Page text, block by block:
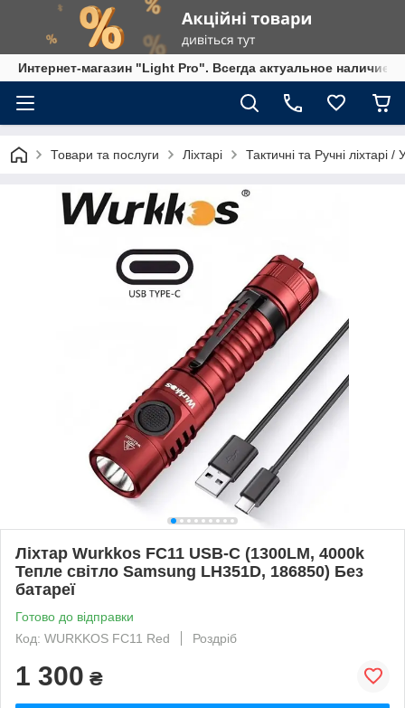
Интернет-магазин "Light Pro". Всегда актуальное
Товари та послуги Ліхтарі Тактичні та Ручні ліхтарі /
Ліхтар Wurkkos FC11 USB-C (1300LM, 4000k
Тепле світло Samsung LH351D, 186850) Без
батареї
Готово до відправки
Код: WURKKOS FC11 Red
Роздріб
1 300 ₴